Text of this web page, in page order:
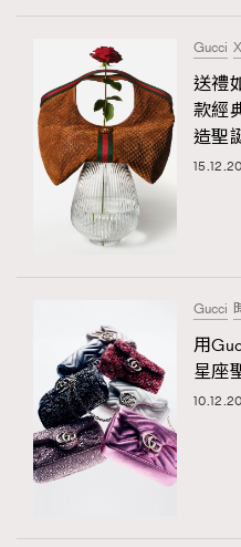
Gucci
送禮
款經
造聖
Gucci
用
星座